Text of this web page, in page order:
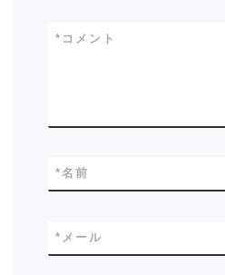
コメント
*
名前
*
メール
*